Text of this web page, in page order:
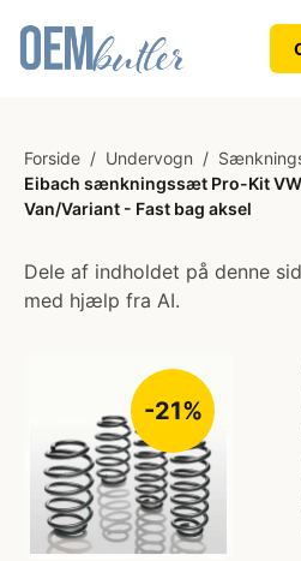
Forside / Undervogn /
Eibach sænkningssæt Pro-Kit
Van/Variant - Fast bag aksel
Dele af indholdet på denne
med hjælp fra AI.
-21%